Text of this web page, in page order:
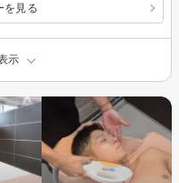
を見る
示